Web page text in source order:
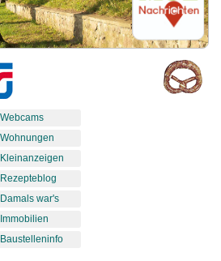
Webcams
Wohnungen
Kleinanzeigen
Rezepteblog
Damals war's
Immobilien
Baustelleninfo